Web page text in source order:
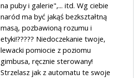
na puby i galerie",... itd. Wg ciebie
naród ma być jakąś bezkształtną
masą, pozbawioną rozumu i
etyki!????? Niedoczekanie twoje,
lewacki pomiocie z poziomu
gimbusa, ręcznie sterowany!
Strzelasz jak z automatu te swoje